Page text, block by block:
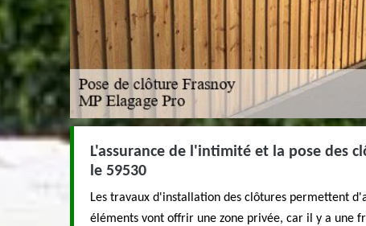
L'assurance de l'intimité et la pose des
le 59530
Les travaux d'installation des clôtures permettent
éléments vont offrir une zone privée, car il y a une